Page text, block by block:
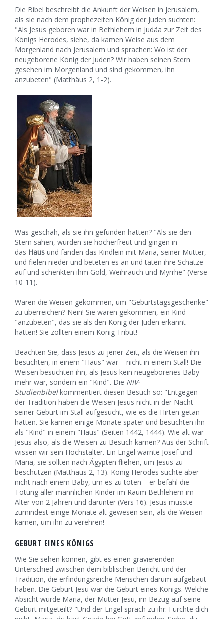
Die Bibel beschreibt die Ankunft der Weisen in Jerusalem,
als sie nach dem prophezeiten König der Juden suchten:
"Als Jesus geboren war in Bethlehem in Judäa zur Zeit des
Königs Herodes, siehe, da kamen Weise aus dem
Morgenland nach Jerusalem und sprachen: Wo ist der
neugeborene König der Juden? Wir haben seinen Stern
gesehen im Morgenland und sind gekommen, ihn
anzubeten" (Matthäus 2, 1-2).
Was geschah, als sie ihn gefunden hatten? "Als sie den
Stern sahen, wurden sie hocherfreut und gingen in
das Haus und fanden das Kindlein mit Maria, seiner Mutter,
und fielen nieder und beteten es an und taten ihre Schätze
auf und schenkten ihm Gold, Weihrauch und Myrrhe" (Verse
10-11).
Waren die Weisen gekommen, um "Geburtstagsgeschenke"
zu überreichen? Nein! Sie waren gekommen, ein Kind
"anzubeten", das sie als den König der Juden erkannt
hatten! Sie zollten einem König Tribut!
Beachten Sie, dass Jesus zu jener Zeit, als die Weisen ihn
besuchten, in einem "Haus" war – nicht in einem Stall! Die
Weisen besuchten ihn, als Jesus kein neugeborenes Baby
mehr war, sondern ein "Kind". Die NIV-
Studienbibelkommentiert diesen Besuch so: "Entgegen
der Tradition haben die Weisen Jesus nicht in der Nacht
seiner Geburt im Stall aufgesucht, wie es die Hirten getan
hatten. Sie kamen einige Monate später und besuchten ihn
als "Kind" in einem "Haus" (Seiten 1442, 1444). Wie alt war
Jesus also, als die Weisen zu Besuch kamen? Aus der Schrift
wissen wir sein Höchstalter. Ein Engel warnte Josef und
Maria, sie sollten nach Ägypten fliehen, um Jesus zu
beschützen (Matthäus 2, 13). König Herodes suchte aber
nicht nach einem Baby, um es zu töten – er befahl die
Tötung aller männlichen Kinder im Raum Bethlehem im
Alter von 2 Jahren und darunter (Vers 16). Jesus musste
zumindest einige Monate alt gewesen sein, als die Weisen
kamen, um ihn zu verehren!
GEBURT EINES KÖNIGS
Wie Sie sehen können, gibt es einen gravierenden
Unterschied zwischen dem biblischen Bericht und der
Tradition, die erfindungsreiche Menschen darum aufgebaut
haben. Die Geburt Jesu war die Geburt eines Königs. Welche
Absicht wurde Maria, der Mutter Jesu, im Bezug auf seine
Geburt mitgeteilt? "Und der Engel sprach zu ihr: Fürchte dich